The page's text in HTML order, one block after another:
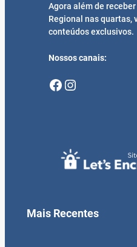
Agora além de
Regional nas quartas,
conteúdos exclusivos.
Nossos canais:
Facebook Instagram
Mais Recentes